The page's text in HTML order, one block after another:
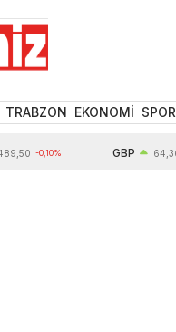
TRABZON EKONOMİ SPOR
-0,10% 64,36